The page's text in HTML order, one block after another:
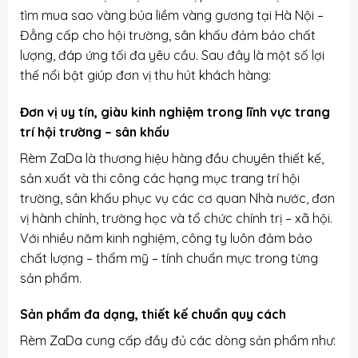
tìm mua sao vàng búa liềm vàng gương tại Hà Nội –
Đẳng cấp cho hội trường, sân khấu đảm bảo chất
lượng, đáp ứng tối đa yêu cầu. Sau đây là một số lợi
thế nổi bật giúp đơn vị thu hút khách hàng:
Đơn vị uy tín, giàu kinh nghiệm trong lĩnh vực trang
trí hội trường – sân khấu
Rèm ZaDa là thương hiệu hàng đầu chuyên thiết kế,
sản xuất và thi công các hạng mục trang trí hội
trường, sân khấu phục vụ các cơ quan Nhà nước, đơn
vị hành chính, trường học và tổ chức chính trị – xã hội.
Với nhiều năm kinh nghiệm, công ty luôn đảm bảo
chất lượng – thẩm mỹ – tính chuẩn mực trong từng
sản phẩm.
Sản phẩm đa dạng, thiết kế chuẩn quy cách
Rèm ZaDa cung cấp đầy đủ các dòng sản phẩm như: